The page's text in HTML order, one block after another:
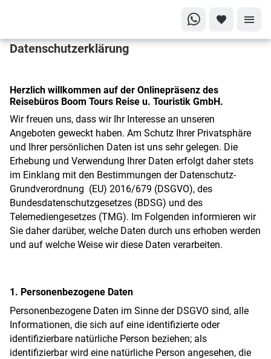
Datenschutzerklärung
Herzlich willkommen auf der Onlinepräsenz des
Reisebüros Boom Tours Reise u. Touristik GmbH.
Wir freuen uns, dass wir Ihr Interesse an unseren
Angeboten geweckt haben. Am Schutz Ihrer Privatsphäre
und Ihrer persönlichen Daten ist uns sehr gelegen. Die
Erhebung und Verwendung Ihrer Daten erfolgt daher stets
im Einklang mit den Bestimmungen der Datenschutz-
Grundverordnung (EU) 2016/679 (DSGVO), des
Bundesdatenschutzgesetzes (BDSG) und des
Telemediengesetzes (TMG). Im Folgenden informieren wir
Sie daher darüber, welche Daten durch uns erhoben werden
und auf welche Weise wir diese Daten verarbeiten.
1. Personenbezogene Daten
Personenbezogene Daten im Sinne der DSGVO sind, alle
Informationen, die sich auf eine identifizierte oder
identifizierbare natürliche Person beziehen; als
identifizierbar wird eine natürliche Person angesehen, die